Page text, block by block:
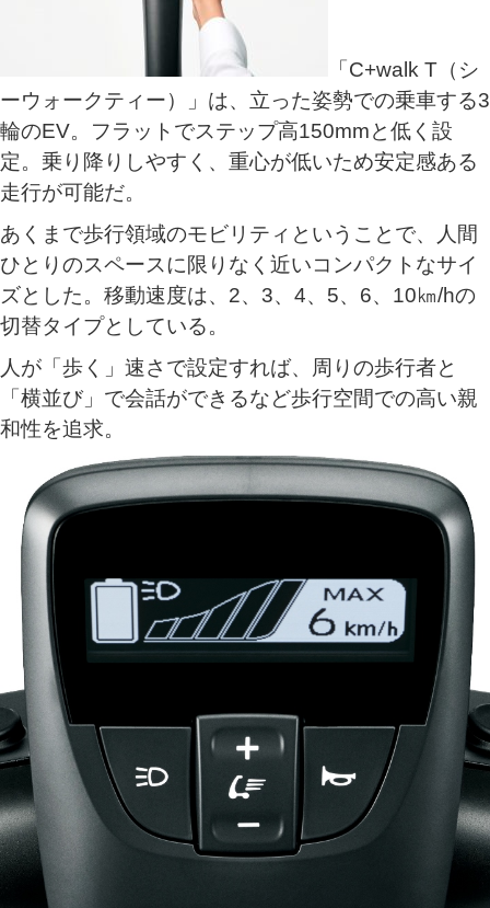
「C+walk T（シ
ーウォークティー）」は、立った姿勢での乗車する3
輪のEV。フラットでステップ高150mmと低く設
定。乗り降りしやすく、重心が低いため安定感ある
走行が可能だ。
あくまで歩行領域のモビリティということで、人間
ひとりのスペースに限りなく近いコンパクトなサイ
ズとした。移動速度は、2、3、4、5、6、10㎞/hの
切替タイプとしている。
人が「歩く」速さで設定すれば、周りの歩行者と
「横並び」で会話ができるなど歩行空間での高い親
和性を追求。